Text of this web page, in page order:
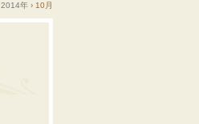
2014年 › 10月